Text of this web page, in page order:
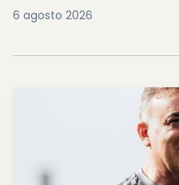
6 agosto 2026